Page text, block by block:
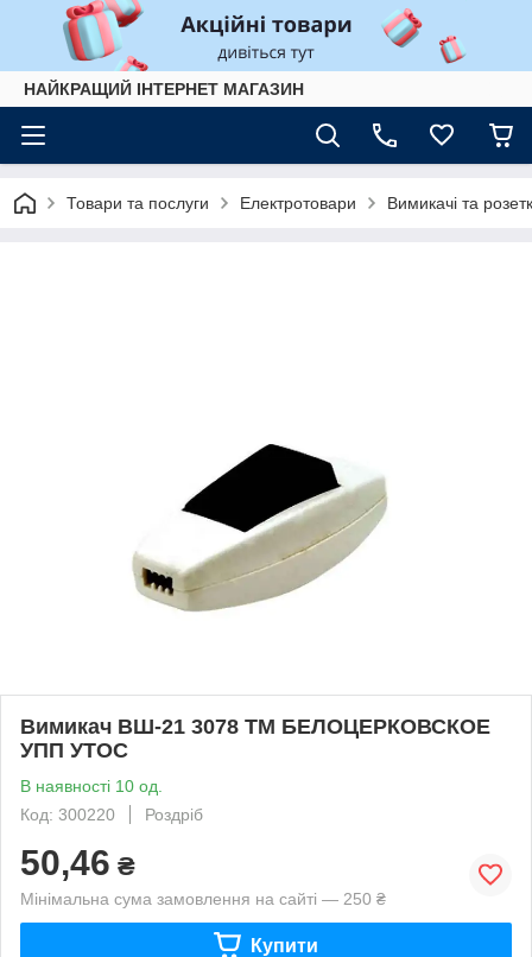
НАЙКРАЩИЙ ІНТЕРНЕТ МАГАЗИН
Товари та послуги Електротовари Вимикачі та
Вимикач ВШ-21 3078 ТМ БЕЛОЦЕРКОВСКОЕ
УПП УТОС
В наявності 10 од.
Код: 300220
Роздріб
50,46 ₴
Мінімальна сума замовлення на сайті — 250 ₴
Купити